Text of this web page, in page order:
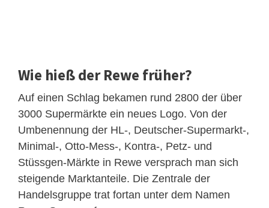
Wie hieß der Rewe früher?
Auf einen Schlag bekamen rund 2800 der über
3000 Supermärkte ein neues Logo. Von der
Umbenennung der HL-, Deutscher-Supermarkt-,
Minimal-, Otto-Mess-, Kontra-, Petz- und
Stüssgen-Märkte in Rewe versprach man sich
steigende Marktanteile. Die Zentrale der
Handelsgruppe trat fortan unter dem Namen